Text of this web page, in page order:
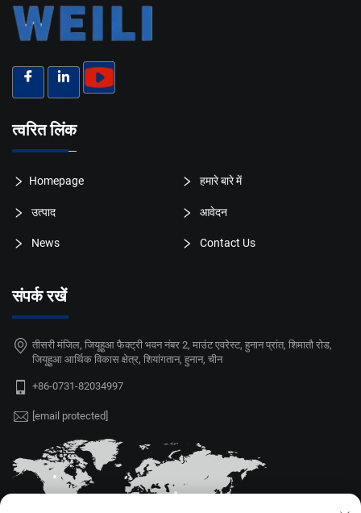
त्वरित लिंक
Homepage हमारे बारे में
उत्पाद आवेदन
News Contact Us
संपर्क रखें
तीसरी मंजिल, जियूहुआ फैक्ट्री भवन नंबर 2, माउंट एवरेस्ट, हुनान प्रांत, शिमातौ रोड,
जियूहुआ आर्थिक विकास क्षेत्र, शियांगतान, हुनान, चीन
+86-0731-82034997
[email protected]